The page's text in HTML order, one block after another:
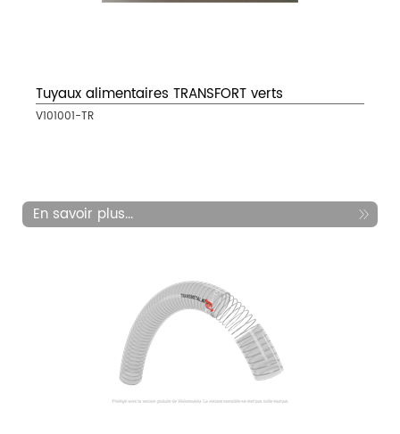
Tuyaux alimentaires TRANSFORT verts
V101001-TR
En savoir plus...